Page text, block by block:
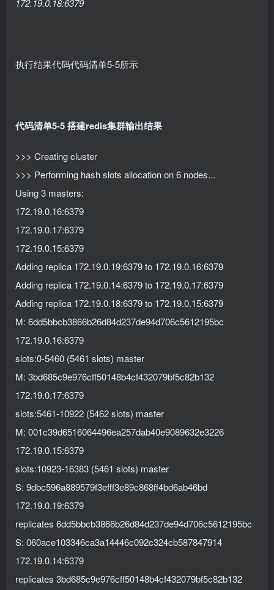
172.19.0.18:6379
执行结果代码代码清单5-5所示
代码清单5-5 搭建redis集群输出结果
>>> Creating cluster
>>> Performing hash slots allocation on 6 nodes...
Using 3 masters:
172.19.0.16:6379
172.19.0.17:6379
172.19.0.15:6379
Adding replica 172.19.0.19:6379 to 172.19.0.16:6379
Adding replica 172.19.0.14:6379 to 172.19.0.17:6379
Adding replica 172.19.0.18:6379 to 172.19.0.15:6379
M: 6dd5bbcb3866b26d84d237de94d706c5612195bc
172.19.0.16:6379
slots:0-5460 (5461 slots) master
M: 3bd685c9e976cff50148b4cf432079bf5c82b132
172.19.0.17:6379
slots:5461-10922 (5462 slots) master
M: 001c39d6516064496ea257dab40e9089632e3226
172.19.0.15:6379
slots:10923-16383 (5461 slots) master
S: 9dbc596a889579f3efff3e89c868ff4bd6ab46bd
172.19.0.19:6379
replicates 6dd5bbcb3866b26d84d237de94d706c5612195bc
S: 060ace103346ca3a14446c092c324cb587847914
172.19.0.14:6379
replicates 3bd685c9e976cff50148b4cf432079bf5c82b132